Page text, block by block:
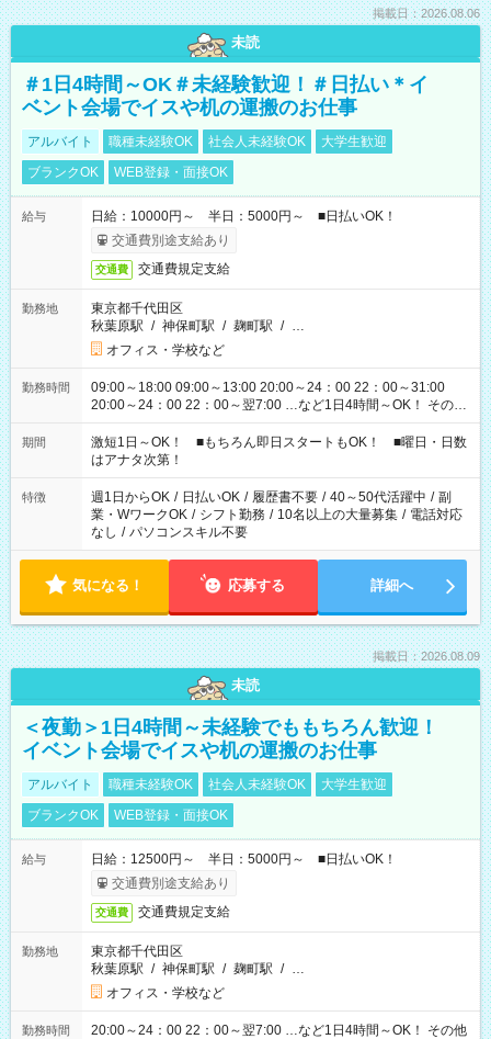
掲載日：2026.08.06
未読
＃1日4時間～OK＃未経験歓迎！＃日払い＊イ
ベント会場でイスや机の運搬のお仕事
アルバイト 職種未経験OK 社会人未経験OK
大学生歓迎
ブランクOK
WEB登録・面接OK
給与
日給：10000円～ 半日：5000円～ ■日払いOK！
交通費別途支給あり
交通費 交通費規定支給
勤務地
東京都千代田区
秋葉原駅 / 神保町駅 / 麹町駅 / …
オフィス・学校など
勤務時間
09:00～18:00 09:00～13:00 20:00～24：00 22：00～31:00
20:00～24：00 22：00～翌7:00 …など1日4時間～OK！ その他
シフトもございます！ お気軽にご相談ください！
期間
激短1日～OK！ ■もちろん即日スタートもOK！ ■曜日・日数
はアナタ次第！
特徴 週1日からOK / 日払いOK / 履歴書不要 / 40～50代活躍中 / 副
業・WワークOK / シフト勤務 / 10名以上の大量募集 / 電話対応
なし / パソコンスキル不要
気になる！ 応募する 詳細へ
掲載日：2026.08.09
未読
＜夜勤＞1日4時間～未経験でももちろん歓迎！
イベント会場でイスや机の運搬のお仕事
アルバイト 職種未経験OK 社会人未経験OK
大学生歓迎
ブランクOK
WEB登録・面接OK
給与
日給：12500円～ 半日：5000円～ ■日払いOK！
交通費別途支給あり
交通費 交通費規定支給
勤務地
東京都千代田区
秋葉原駅 / 神保町駅 / 麹町駅 / …
オフィス・学校など
勤務時間
20:00～24：00 22：00～翌7:00 …など1日4時間～OK！ その他